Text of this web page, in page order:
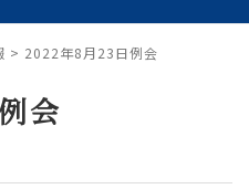
> 2022年8月23日例会
会